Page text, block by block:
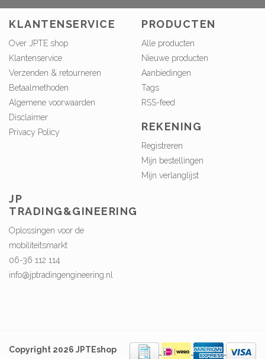
KLANTENSERVICE
Over JPTE shop
Klantenservice
Verzenden & retourneren
Betaalmethoden
Algemene voorwaarden
Disclaimer
Privacy Policy
PRODUCTEN
Alle producten
Nieuwe producten
Aanbiedingen
Tags
RSS-feed
REKENING
Registreren
Mijn bestellingen
Mijn verlanglijst
JP
TRADING&GINEERING
Oplossingen voor de
mobiliteitsmarkt
06-36 112 114
info@jptradingengineering.nl
Copyright 2026 JPTEshop